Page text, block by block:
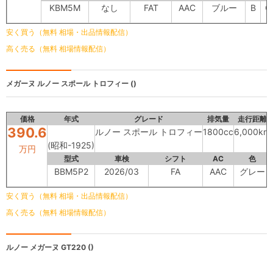
KBM5M なし FAT AAC ブルー B C
安く買う（無料 相場・出品情報配信）
高く売る（無料 相場情報配信）
メガーヌ ルノー スポール トロフィー ()
価格 年式 グレード 排気量 走行距離
390.6
万円 (昭和-1925)
ルノー スポール トロフィー1800cc6,000km
型式 車検 シフト AC 色
BBM5P2 2026/03 FA AAC グレー
安く買う（無料 相場・出品情報配信）
高く売る（無料 相場情報配信）
ルノー メガーヌ GT220 ()